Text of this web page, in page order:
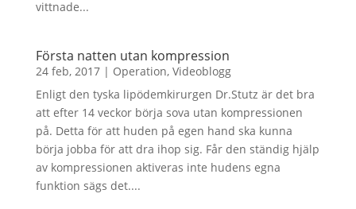
vittnade...
Första natten utan kompression
24 feb, 2017| Operation, Videoblogg
Enligt den tyska lipödemkirurgen Dr.Stutz är det bra
att efter 14 veckor börja sova utan kompressionen
på. Detta för att huden på egen hand ska kunna
börja jobba för att dra ihop sig. Får den ständig hjälp
av kompressionen aktiveras inte hudens egna
funktion sägs det....